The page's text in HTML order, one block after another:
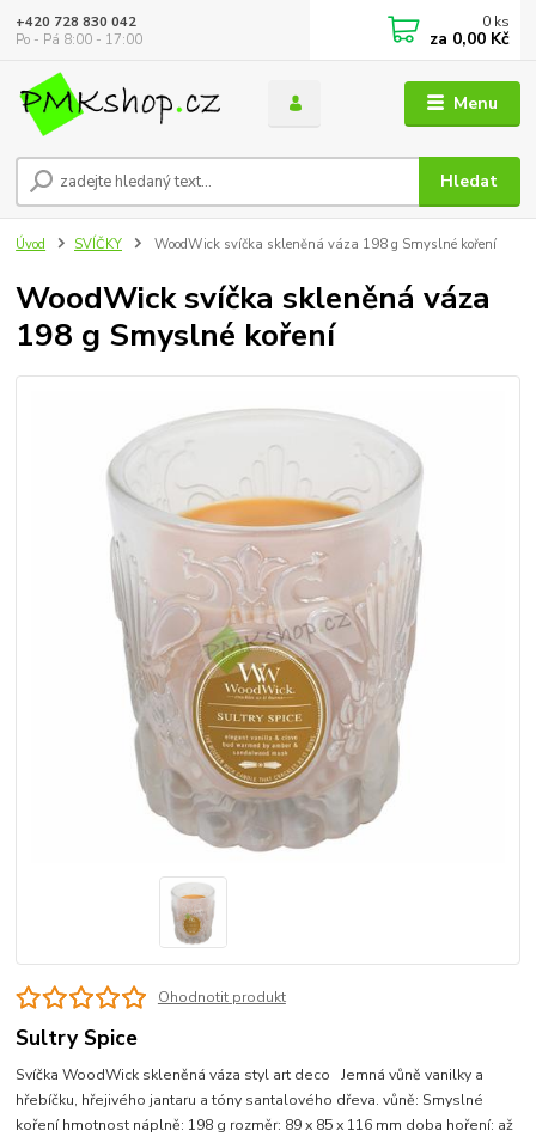
Menu
Hledat
+420 728 830 042
Po - Pá 8:00 - 17:00
0 ks
za 0,00 Kč
Úvod SVÍČKY WoodWick svíčka skleněná váza 198 g Smyslné koření
WoodWick svíčka skleněná váza
198 g Smyslné koření
Ohodnotit produkt
Sultry Spice
Svíčka WoodWick skleněná váza styl art deco Jemná vůně vanilky a
hřebíčku, hřejivého jantaru a tóny santalového dřeva. vůně: Smyslné
koření hmotnost náplně: 198 g rozměr: 89 x 85 x 116 mm doba hoření: až